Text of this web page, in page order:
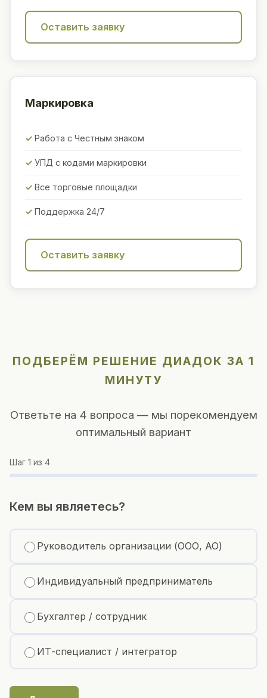
Оставить заявку
Маркировка
Работа с Честным знаком
УПД с кодами маркировки
Все торговые площадки
Поддержка 24/7
Оставить заявку
ПОДБЕРЁМ РЕШЕНИЕ ДИАДОК ЗА 1
МИНУТУ
Ответьте на 4 вопроса — мы порекомендуем
оптимальный вариант
Шаг 1 из 4
Кем вы являетесь?
Руководитель организации (ООО, АО)
Индивидуальный предприниматель
Бухгалтер / сотрудник
ИТ-специалист / интегратор